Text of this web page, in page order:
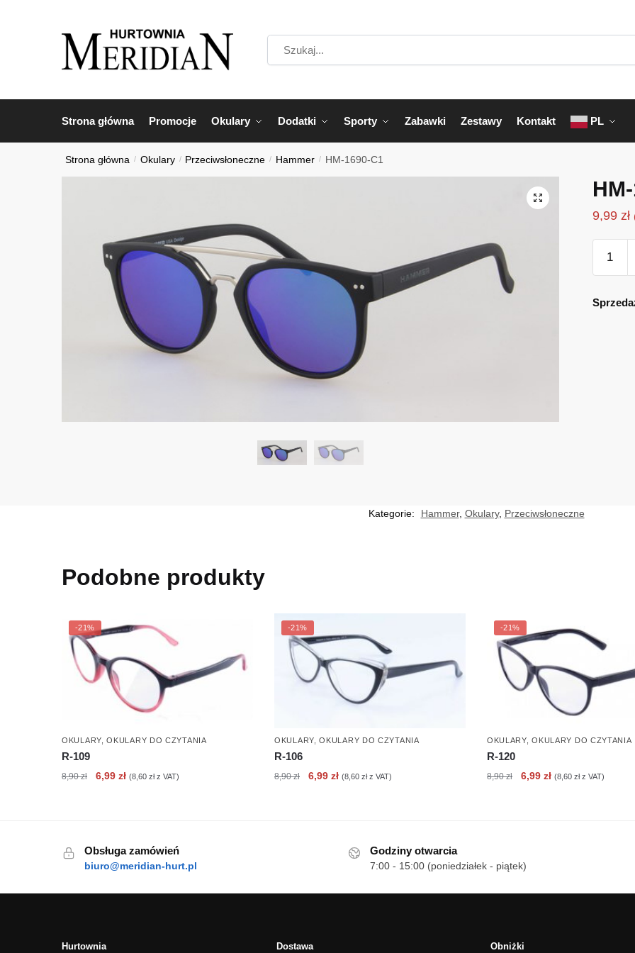
Strona główna Promocje Okulary Dodatki Sporty Zabawki Zestawy Kontakt PL
Strona główna / Okulary / Przeciwsłoneczne / Hammer / HM-1690-C1
9,99 zł
HM-
C1
Kategorie: Hammer, Okulary, Przeciwsłoneczne
Podobne produkty
-21%
OKULARY,OKULARY DO CZYTANIA
R-109
8,90zł
Pierwotna
6,99złAktualna
(8,60złz VAT)
-21%
OKULARY,OKULARY DO CZYTANIA
R-106
8,90zł
Pierwotna
6,99 złAktualna
(8,60 złz VAT)
-21%
OKULARY,OKULARY DO CZYTANIA
R-120
8,90zł
Pierwotna
6,99 złAktualna
(8,60 złz VAT)
Obsługa zamówień
biuro@meridian-hurt.pl
Godziny otwarcia
7:00 - 15:00 (poniedziałek - piątek)
Hurtownia Dostawa Obniżki